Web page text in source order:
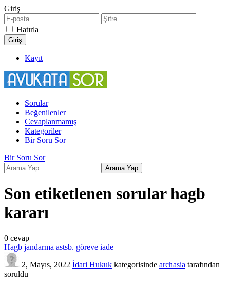
Giriş
Hatırla
Kayıt
Sorular
Beğenilenler
Cevaplanmamış
Kategoriler
Bir Soru Sor
Bir Soru Sor
Son etiketlenen sorular hagb
kararı
0 cevap
Hagb jandarma astsb. göreve iade
2, Mayıs, 2022 İdari Hukuk kategorisinde archasia tarafından
soruldu